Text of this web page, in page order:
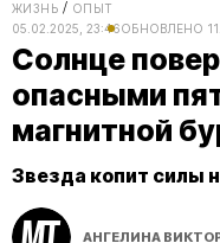
ЖИЗНЬ
ОПЫТ
05.02.2025, 23:46ОБНОВЛЕНО
Солнце
опасными
магнитной
Звезда копит силы
АНГЕЛИНА